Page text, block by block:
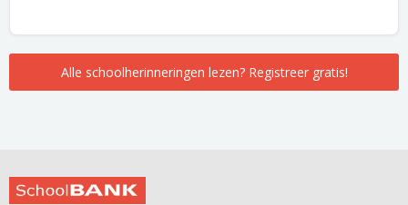
Alle schoolherinneringen lezen? Registreer gratis!